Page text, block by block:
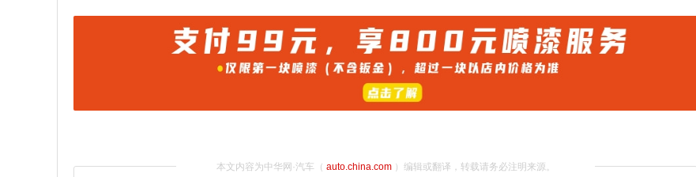
本文内容为中华网·汽车（ auto.china.com）编辑或翻译，转载请务必注明来源。